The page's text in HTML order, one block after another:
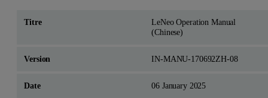
LeNeo Operation Manual
(Chinese)
IN-MANU-170692ZH-08
06 January 2025